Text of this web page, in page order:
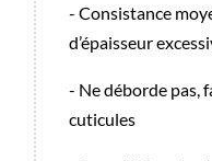
- Consistance
d’épaisseur
- Ne déborde pas,
cuticules